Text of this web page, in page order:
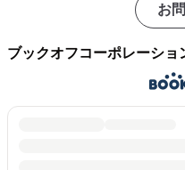
お
ブックオフコーポレーショ